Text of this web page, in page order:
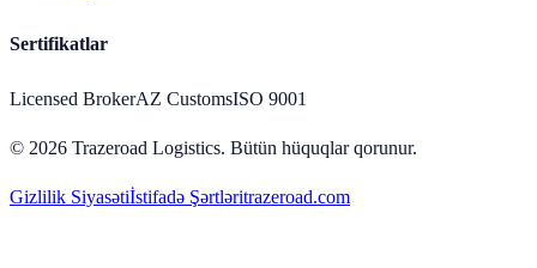
Sertifikatlar
Licensed BrokerAZ CustomsISO 9001
© 2026 Trazeroad Logistics. Bütün hüquqlar qorunur.
Gizlilik Siyasətiİstifadə Şərtləritrazeroad.com